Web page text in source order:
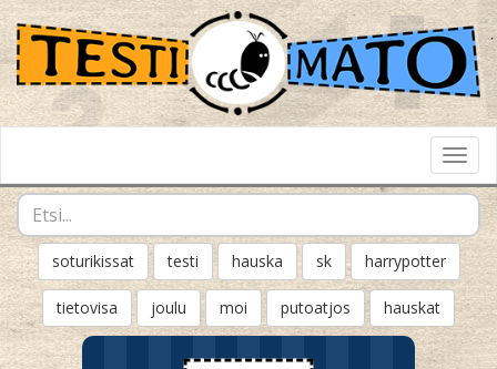
soturikissat testi hauska sk harrypotter
tietovisa joulu moi putoatjos hauskat